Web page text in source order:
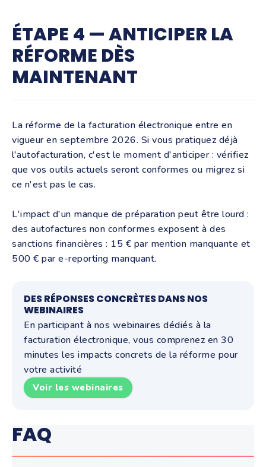
ÉTAPE 4 — ANTICIPER LA
RÉFORME DÈS
MAINTENANT
La réforme de la facturation électronique entre en
vigueur en septembre 2026. Si vous pratiquez déjà
l'autofacturation, c'est le moment d'anticiper : vérifiez
que vos outils actuels seront conformes ou migrez si
ce n'est pas le cas.
L'impact d'un manque de préparation peut être lourd :
des autofactures non conformes exposent à des
sanctions financières : 15 € par mention manquante et
500 € par e-reporting manquant.
DES RÉPONSES CONCRÈTES DANS NOS
WEBINAIRES
En participant à nos webinaires dédiés à la
facturation électronique, vous comprenez en 30
minutes les impacts concrets de la réforme pour
votre activité
Voir les webinaires
FAQ